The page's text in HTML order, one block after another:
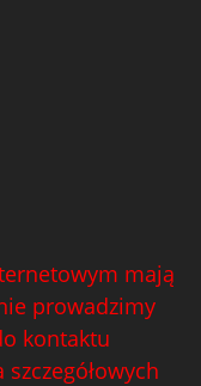
mają
prowadzimy
kontaktu